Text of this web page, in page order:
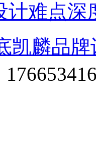
计难点深
凯麟品